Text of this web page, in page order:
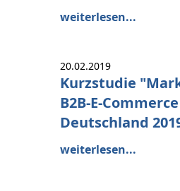
weiterlesen...
20.02.2019
Kurzstudie
B2B-E-
Deutschland
weiterlesen...